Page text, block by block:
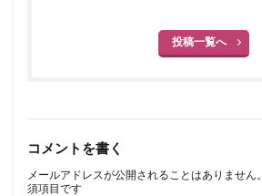
投稿一覧へ
コメントを書く
メールアドレスが公開されることはありません。
須項目です